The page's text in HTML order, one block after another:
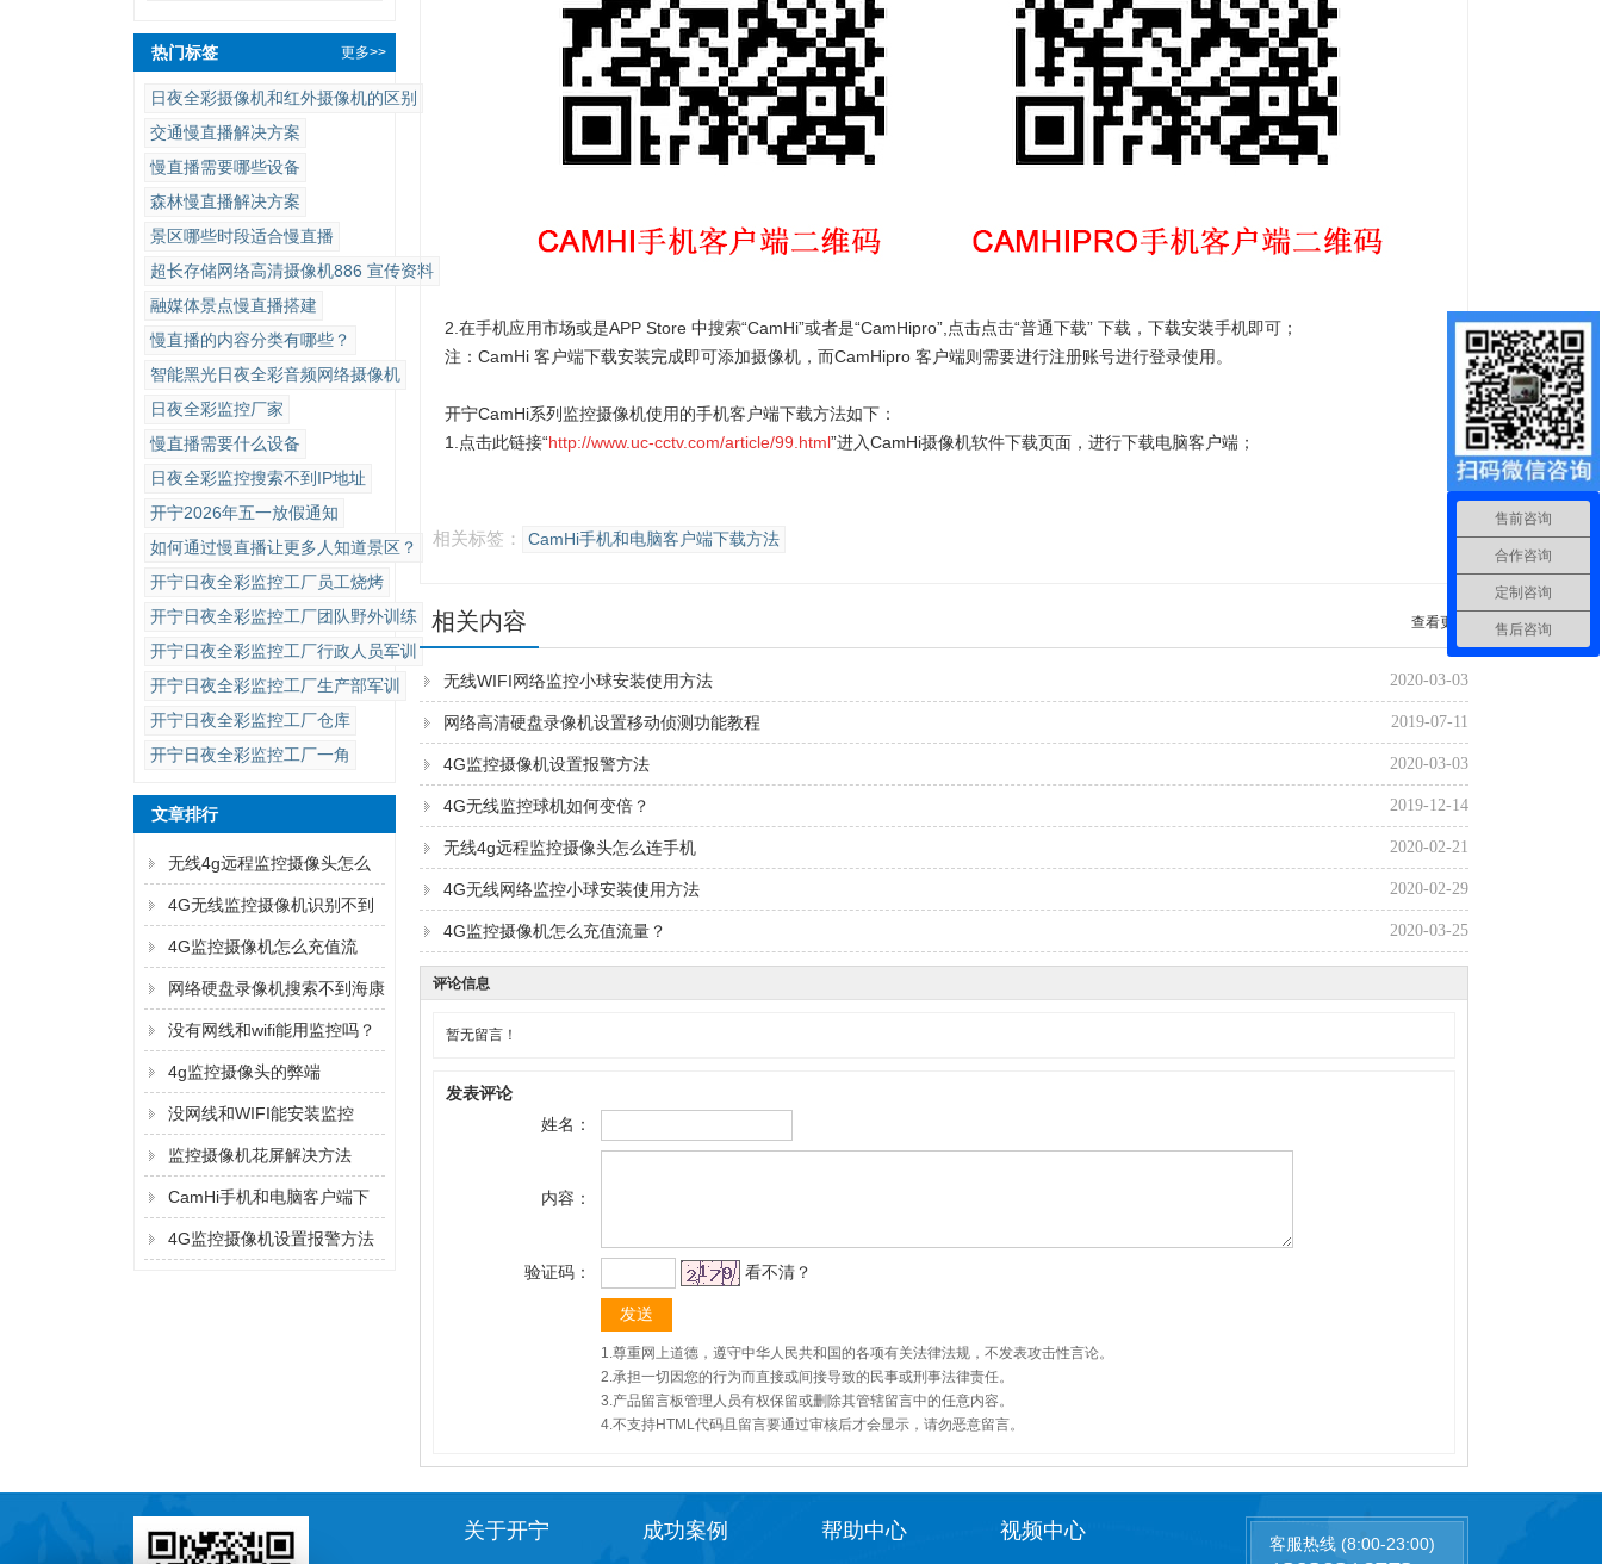
热门标签 更多>>
日夜全彩摄像机和红外摄像机的区别
交通慢直播解决方案
慢直播需要哪些设备
森林慢直播解决方案
景区哪些时段适合慢直播
超长存储网络高清摄像机886 宣传资料
融媒体景点慢直播搭建
慢直播的内容分类有哪些？
智能黑光日夜全彩音频网络摄像机
日夜全彩​监控厂家
慢直播需要什么设备
日夜全彩监控搜索不到IP地址
开宁2026年五一放假通知
如何通过慢直播让更多人知道景区？
开宁日夜全彩监控工厂员工烧烤
开宁日夜全彩监控工厂团队野外训练
开宁日夜全彩监控工厂行政人员军训
开宁日夜全彩监控工厂生产部军训
开宁日夜全彩监控工厂仓库
开宁日夜全彩监控工厂一角
文章排行
无线4g远程监控摄像头怎么
连手机
4G无线监控摄像机识别不到
内存卡怎么解决？
4G监控摄像机怎么充值流
量？
网络硬盘录像机搜索不到海康
监控摄像机的IP地址的解决方
法
没有网线和wifi能用监控吗？
4g监控摄像头的弊端
没网线和WIFI能安装监控
吗？
监控摄像机花屏解决方法
CamHi手机和电脑客户端下
载方法
4G监控摄像机设置报警方法
2.在手机应用市场或是APP Store 中搜索“CamHi”或者是“CamHipro”,点击点击“普通下载” 下载， 下载安装手机即可；
注：CamHi 客户端下载安装完成即可添加摄像机，而CamHipro 客户端则需要进行注册账号进行登录使用。
开宁CamHi系列监控摄像机使用的手机客户端下载方法如下：
1.点击此链接“http://www.uc-cctv.com/article/99.html”进入CamHi摄像机软件下载页面，进行下载电脑客户端；
相关标签： CamHi手机和电脑客户端下载方法
相关内容 查看更多
2020-03-03
无线WIFI网络监控小球安装使用方法
2019-07-11
网络高清硬盘录像机设置移动侦测功能教程
2020-03-03
4G监控摄像机设置报警方法
2019-12-14
4G无线监控球机如何变倍？
2020-02-21
无线4g远程监控摄像头怎么连手机
2020-02-29
4G无线网络监控小球安装使用方法
2020-03-25
4G监控摄像机怎么充值流量？
评论信息
暂无留言！
发表评论
姓名：
内容：
验证码： 看不清？
1.尊重网上道德，遵守中华人民共和国的各项有关法律法规，不发表攻击性言论。
2.承担一切因您的行为而直接或间接导致的民事或刑事法律责任。
3.产品留言板管理人员有权保留或删除其管辖留言中的任意内容。
4.不支持HTML代码且留言要通过审核后才会显示，请勿恶意留言。
关于开宁 成功案例 帮助中心 视频中心
客服热线 (8:00-23:00)
售前咨询
合作咨询
定制咨询
售后咨询